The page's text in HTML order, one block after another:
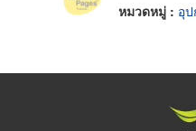
หมวดหมู่ : อุป